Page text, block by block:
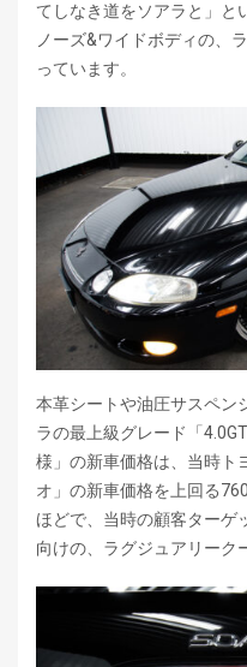
てしなき道をソアラと」と
ノーズ&ワイドボディの、
っています。
本革シートや油圧サスペン
ラの最上級グレード「
様」の新車価格は、当時ト
オ」の新車価格を上回る
ほどで、当時の顧客ターゲ
向けの、ラグジュアリーク